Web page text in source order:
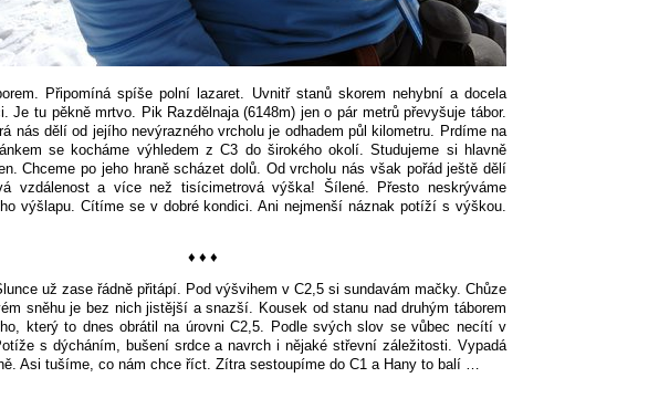
Připomíná spíše polní lazaret. Uvnitř stanů skorem nehybní a docela
Je tu pěkně mrtvo. Pik Razdělnaja (6148m) jen o pár metrů převyšuje tábor.
nás dělí od jejího nevýrazného vrcholu je odhadem půl kilometru. Prdíme na
se kocháme výhledem z C3 do širokého okolí. Studujeme si hlavně
Chceme po jeho hraně scházet dolů. Od vrcholu nás však pořád ještě dělí
vzdálenost a více než tisícimetrová výška! Šílené. Přesto neskrýváme
výšlapu. Cítíme se v dobré kondici. Ani nejmenší náznak potíží s výškou.
♦ ♦ ♦
už zase řádně přitápí. Pod výšvihem v C2,5 si sundavám mačky. Chůze
sněhu je bez nich jistější a snazší. Kousek od stanu nad druhým táborem
který to dnes obrátil na úrovni C2,5. Podle svých slov se vůbec necítí v
s dýcháním, bušení srdce a navrch i nějaké střevní záležitosti. Vypadá
Asi tušíme, co nám chce říct. Zítra sestoupíme do C1 a Hany to balí …